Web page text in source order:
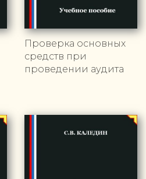
Проверка основных
средств при
проведении аудита